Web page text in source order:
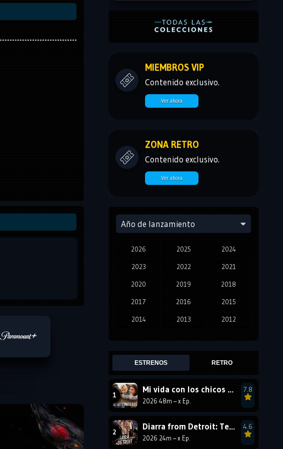
MIEMBROS VIP
Contenido exclusivo.
Ver ahora
ZONA RETRO
Contenido exclusivo.
Ver ahora
Año de lanzamiento
2026 2025 2024
2023 2022 2021
2020 2019 2018
2017 2016 2015
2014 2013 2012
2008 2007
2005 2004
2002 2001 2000
1999 1998
1996 1995 1994
1993 1992
ESTRENOS RETRO
Mi vida con los chicos Walter: Temporada 3
2026 48m – x Ep.
7.8
Diarra from Detroit: Temporada 2
2026 24m – x Ep.
4.6